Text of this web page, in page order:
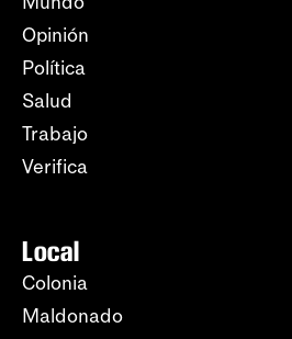
Opinión
Política
Salud
Trabajo
Verifica
Local
Colonia
Maldonado